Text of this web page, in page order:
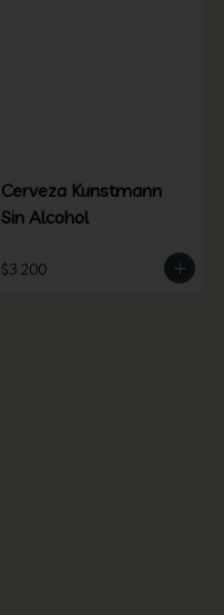
Cerveza Kunstmann
Sin Alcohol
$3.200